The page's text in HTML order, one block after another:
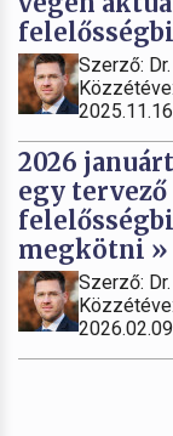
Szerző:
2026
egy
megkötni »
Szerző: